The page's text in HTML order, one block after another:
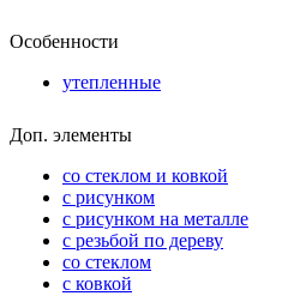
Особенности
утепленные
Доп. элементы
со стеклом и ковкой
с рисунком
с рисунком на металле
с резьбой по дереву
со стеклом
с ковкой